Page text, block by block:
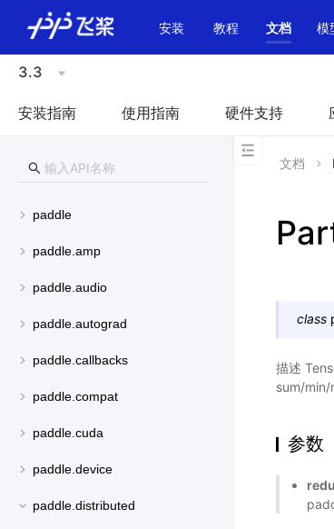
安装
教程 文档 模
3.3
安装指南 使用指南 硬件支持
paddle
paddle.amp
paddle.audio
paddle.autograd
paddle.callbacks
paddle.compat
paddle.cuda
paddle.device
paddle.distributed
文档
class
描述
sum/min/
参数